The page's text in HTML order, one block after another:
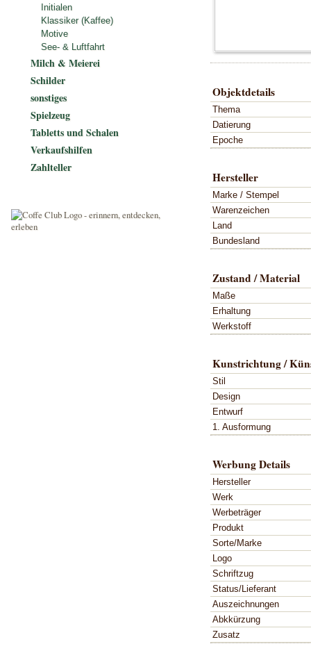
Objektdetails
Thema
Datierung
Epoche
Hersteller
Marke / Stempel
Warenzeichen
Land
Bundesland
Zustand / Material
Maße
Erhaltung
Werkstoff
Kunstrichtung /
Stil
Design
Entwurf
1. Ausformung
Werbung Details
Hersteller
Werk
Werbeträger
Produkt
Sorte/Marke
Logo
Schriftzug
Status/Lieferant
Auszeichnungen
Abkkürzung
Zusatz
Initialen
Klassiker (Kaffee)
Motive
See- & Luftfahrt
Milch & Meierei
Schilder
sonstiges
Spielzeug
Tabletts und Schalen
Verkaufshilfen
Zahlteller